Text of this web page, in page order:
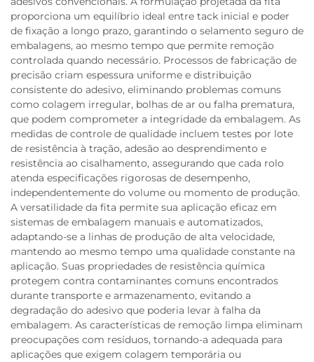
proporciona um equilíbrio ideal entre tack inicial e poder
de fixação a longo prazo, garantindo o selamento seguro de
embalagens, ao mesmo tempo que permite remoção
controlada quando necessário. Processos de fabricação de
precisão criam espessura uniforme e distribuição
consistente do adesivo, eliminando problemas comuns
como colagem irregular, bolhas de ar ou falha prematura,
que podem comprometer a integridade da embalagem. As
medidas de controle de qualidade incluem testes por lote
de resistência à tração, adesão ao desprendimento e
resistência ao cisalhamento, assegurando que cada rolo
atenda especificações rigorosas de desempenho,
independentemente do volume ou momento de produção.
A versatilidade da fita permite sua aplicação eficaz em
sistemas de embalagem manuais e automatizados,
adaptando-se a linhas de produção de alta velocidade,
mantendo ao mesmo tempo uma qualidade constante na
aplicação. Suas propriedades de resistência química
protegem contra contaminantes comuns encontrados
durante transporte e armazenamento, evitando a
degradação do adesivo que poderia levar à falha da
embalagem. As características de remoção limpa eliminam
preocupações com resíduos, tornando-a adequada para
aplicações que exigem colagem temporária ou